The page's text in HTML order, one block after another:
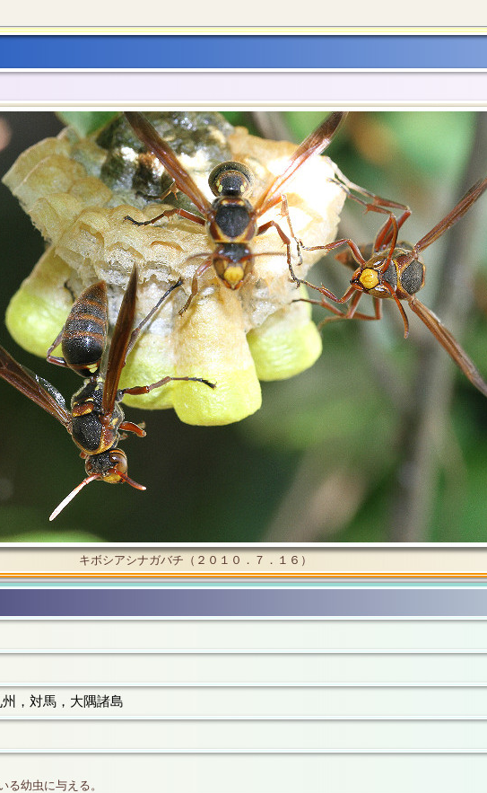
キボシアシナガバチ（２０１０．７．１６）
，対馬，大隅諸島
幼虫に与える。